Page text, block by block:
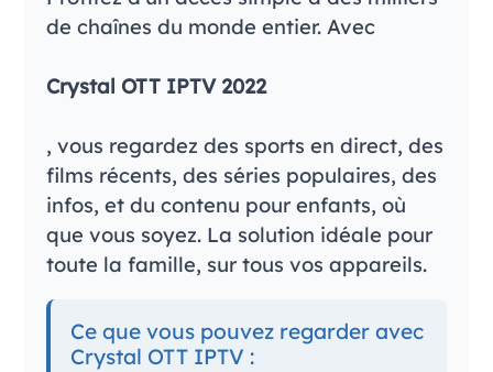
de chaînes du monde entier. Avec
Crystal OTT IPTV 2022
, vous regardez des sports en direct, des
films récents, des séries populaires, des
infos, et du contenu pour enfants, où
que vous soyez. La solution idéale pour
toute la famille, sur tous vos appareils.
Ce que vous pouvez regarder avec
Crystal OTT IPTV :